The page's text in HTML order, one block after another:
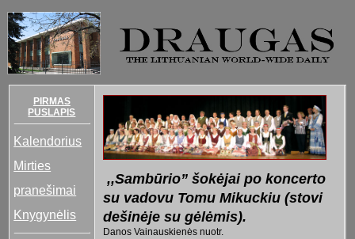
PIRMAS
PUSLAPIS
Kalendorius
Mirties
pranešimai
Knygynėlis
,,Sambūrio” šokėjai po koncerto
su vadovu Tomu Mikuckiu (stovi
dešinėje su gėlėmis).
Danos Vainauskienės nuotr.